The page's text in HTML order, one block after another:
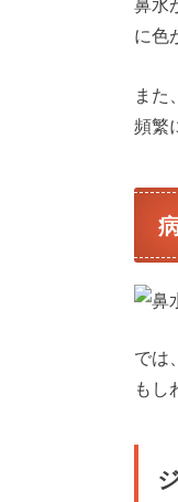
鼻水
に色
また
頻繁
では
もし